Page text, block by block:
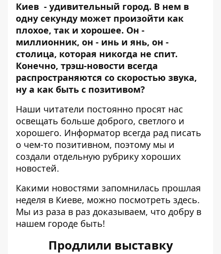
Киев - удивительный город. В нем в
одну секунду может произойти как
плохое, так и хорошее. Он -
миллионник, он - инь и янь, он -
столица, которая никогда не спит.
Конечно, трэш-новости всегда
распространяются со скоростью звука,
ну а как быть с позитивом?
Наши читатели постоянно просят нас
освещать больше доброго, светлого и
хорошего. Информатор всегда рад писать
о чем-то позитивном, поэтому мы и
создали отдельную рубрику хороших
новостей.
Какими новостями запомнилась прошлая
неделя в Киеве, можно посмотреть здесь.
Мы из раза в раз доказываем, что добру в
нашем городе быть!
Продлили выставку